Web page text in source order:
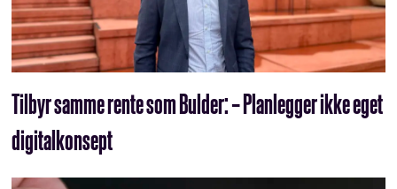
Tilbyr samme rente som Bulder: – Planlegger ikke eget
digitalkonsept